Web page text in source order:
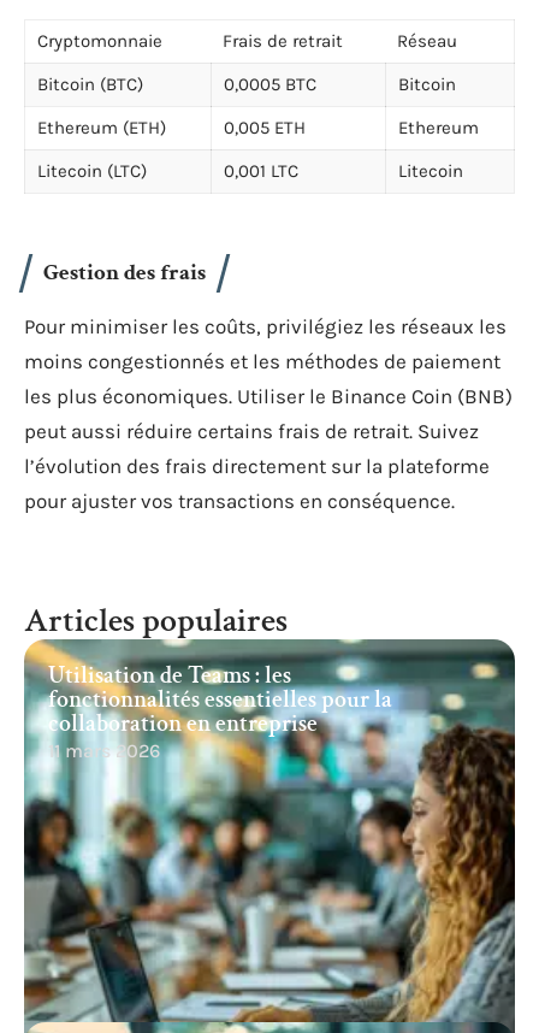
Cryptomonnaie Frais de retrait
Réseau
Bitcoin (BTC)
0,0005 BTC
Bitcoin
Ethereum (ETH)
0,005 ETH
Ethereum
Litecoin (LTC)
0,001 LTC Litecoin
Gestion des frais
Pour minimiser les coûts, privilégiez les réseaux les
moins congestionnés et les méthodes de paiement
les plus économiques. Utiliser le Binance Coin (BNB)
peut aussi réduire certains frais de retrait. Suivez
l’évolution des frais directement sur la plateforme
pour ajuster vos transactions en conséquence.
Articles populaires
Utilisation de Teams : les
fonctionnalités essentielles pour la
collaboration en entreprise
11 mars 2026